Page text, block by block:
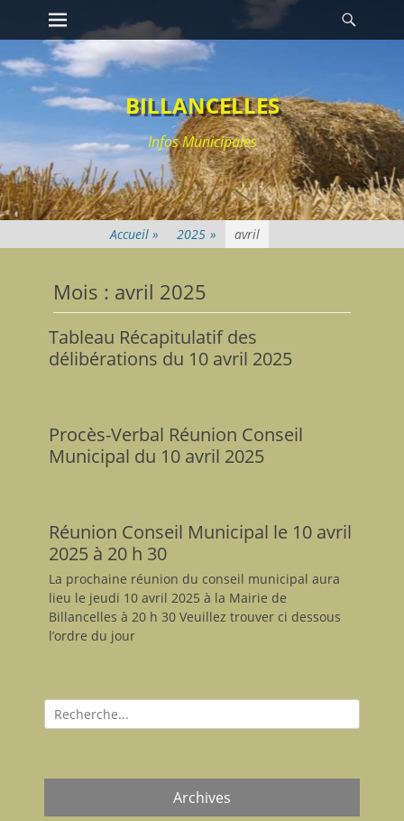
Passer
au
contenu
Premier menu
BILLANCELLES
Infos Municipales
2025 » avril
Mois : avril 2025
Tableau Récapitulatif des
délibérations du 10 avril 2025
Procès-Verbal Réunion Conseil
Municipal du 10 avril 2025
Réunion Conseil Municipal le 10 avril
2025 à 20 h 30
La prochaine réunion du conseil municipal aura
lieu le jeudi 10 avril 2025 à la Mairie de
Billancelles à 20 h 30 Veuillez trouver ci dessous
l’ordre du jour
Recherche
pour:
Archives